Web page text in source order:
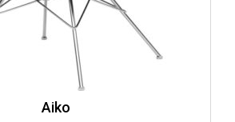
Aiko